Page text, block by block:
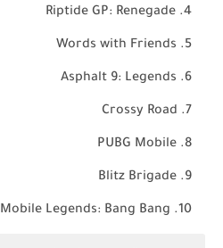
Riptide GP: Renegade
Words with Friends
Asphalt 9: Legends
Crossy Road
PUBG Mobile
Blitz Brigade
Mobile Legends: Bang Bang